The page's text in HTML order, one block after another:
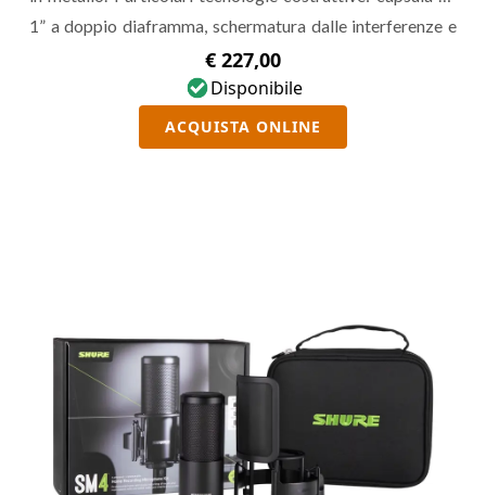
1” a doppio diaframma, schermatura dalle interferenze e
filtro anti-pop integrato.€ 227,00
Disponibile
ACQUISTA ONLINE